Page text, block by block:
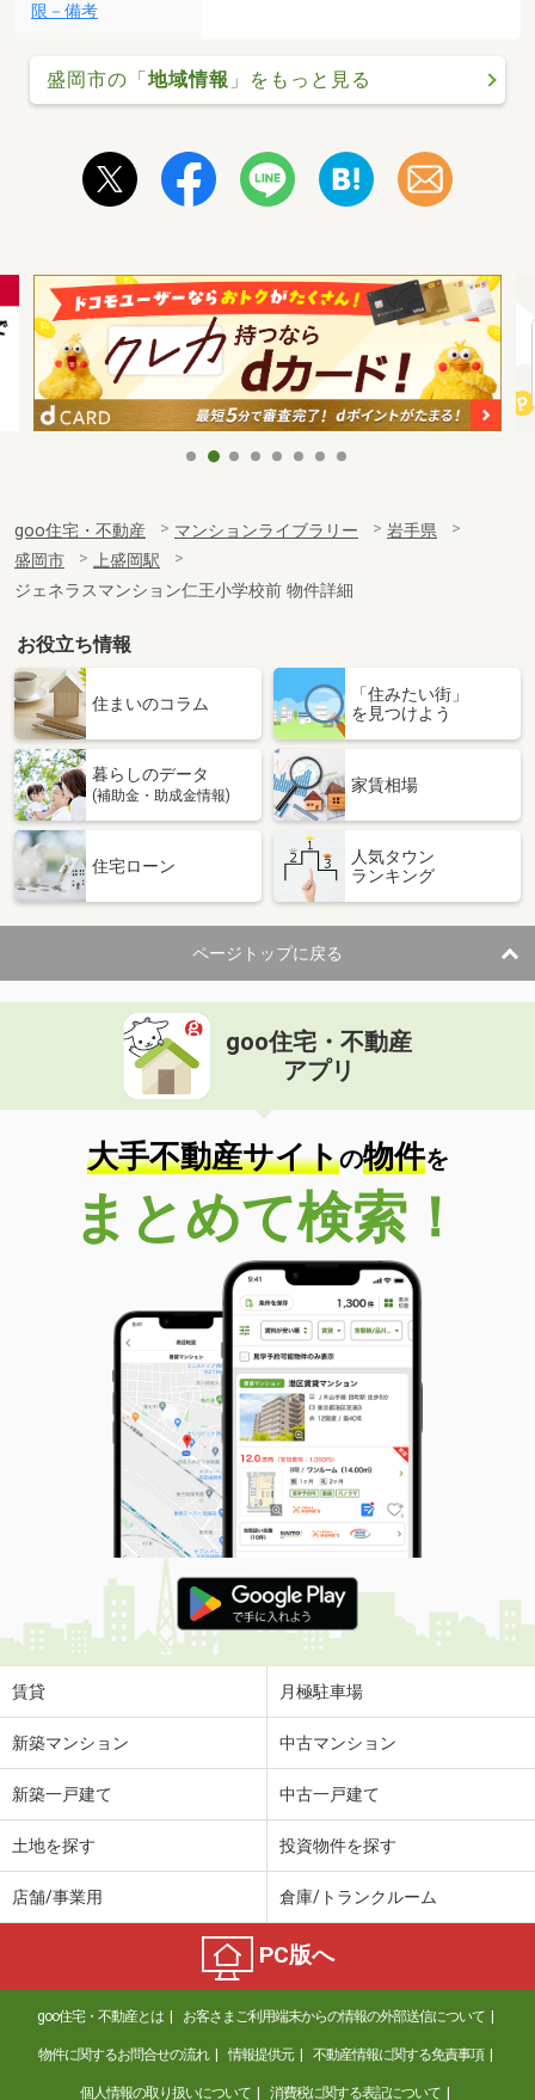
限－備考
盛岡市の「地域情報 」をもっと見る
goo住宅・不動産 マンションライブラリー
岩手県
盛岡市
上盛岡駅
ジェネラスマンション仁王小学校前 物件詳細
お役立ち情報
住まいのコラム
「住みたい街」
を見つけよう
暮らしのデータ
(補助金・助成金情報)
家賃相場
住宅ローン
人気タウン
ランキング
ページトップに戻る
goo住宅・不動産
アプリ
大手不動産サイトの物件を
まとめて検索！
賃貸 月極駐車場
新築マンション 中古マンション
新築一戸建て 中古一戸建て
土地を探す 投資物件を探す
店舗/事業用 倉庫/トランクルーム
PC版へ
goo住宅・不動産とは お客さまご利用端末からの情報の外部送信について
物件に関するお問合せの流れ 情報提供元 不動産情報に関する免責事項
個人情報の取り扱いについて 消費税に関する表記について